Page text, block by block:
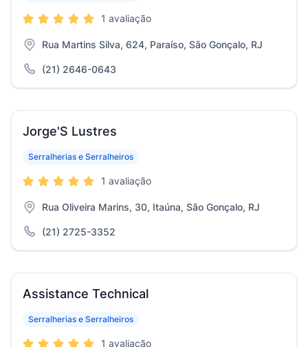
1 avaliação
Rua Martins Silva, 624, Paraíso, São Gonçalo, RJ
(21) 2646-0643
Jorge'S Lustres
Serralherias e Serralheiros
1 avaliação
Rua Oliveira Marins, 30, Itaúna, São Gonçalo, RJ
(21) 2725-3352
Assistance Technical
Serralherias e Serralheiros
1 avaliação